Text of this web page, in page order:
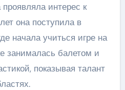
интерес к
она поступила в
начала учиться игре на
занималась балетом и
показывая талант